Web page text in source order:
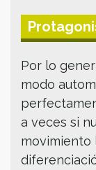
Por lo
modo
a veces si
movimiento